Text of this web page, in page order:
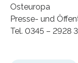
Osteuropa
Presse- und
Tel. 0345 – 2928